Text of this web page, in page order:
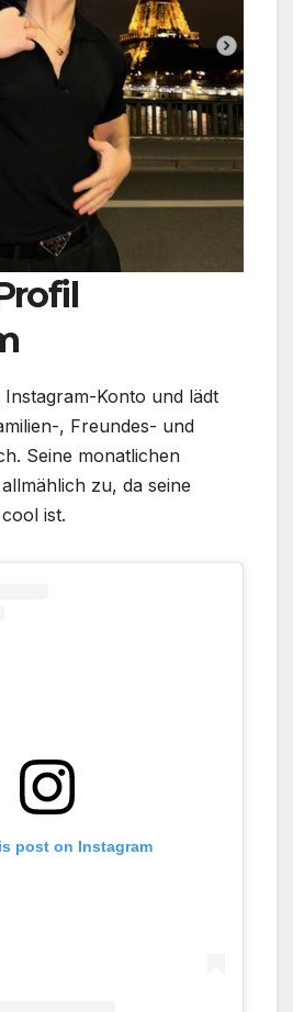
Konto und lädt
, Freundes- und
Seine monatlichen
zu, da seine
ist.
post on Instagram